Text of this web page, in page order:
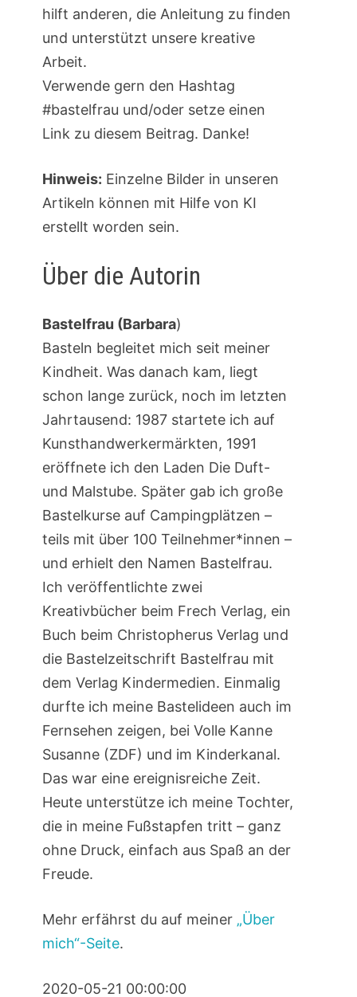
hilft anderen, die Anleitung zu finden
und unterstützt unsere kreative
Arbeit.
Verwende gern den Hashtag
#bastelfrau und/oder setze einen
Link zu diesem Beitrag. Danke!
Hinweis: Einzelne Bilder in unseren
Artikeln können mit Hilfe von KI
erstellt worden sein.
Über die Autorin
Bastelfrau (Barbara)
Basteln begleitet mich seit meiner
Kindheit. Was danach kam, liegt
schon lange zurück, noch im letzten
Jahrtausend: 1987 startete ich auf
Kunsthandwerkermärkten, 1991
eröffnete ich den Laden Die Duft-
und Malstube. Später gab ich große
Bastelkurse auf Campingplätzen –
teils mit über 100 Teilnehmer*innen –
und erhielt den Namen Bastelfrau.
Ich veröffentlichte zwei
Kreativbücher beim Frech Verlag, ein
Buch beim Christopherus Verlag und
die Bastelzeitschrift Bastelfrau mit
dem Verlag Kindermedien. Einmalig
durfte ich meine Bastelideen auch im
Fernsehen zeigen, bei Volle Kanne
Susanne (ZDF) und im Kinderkanal.
Das war eine ereignisreiche Zeit.
Heute unterstütze ich meine Tochter,
die in meine Fußstapfen tritt – ganz
ohne Druck, einfach aus Spaß an der
Freude.
Mehr erfährst du auf meiner „Über
mich“-Seite.
2020-05-21 00:00:00